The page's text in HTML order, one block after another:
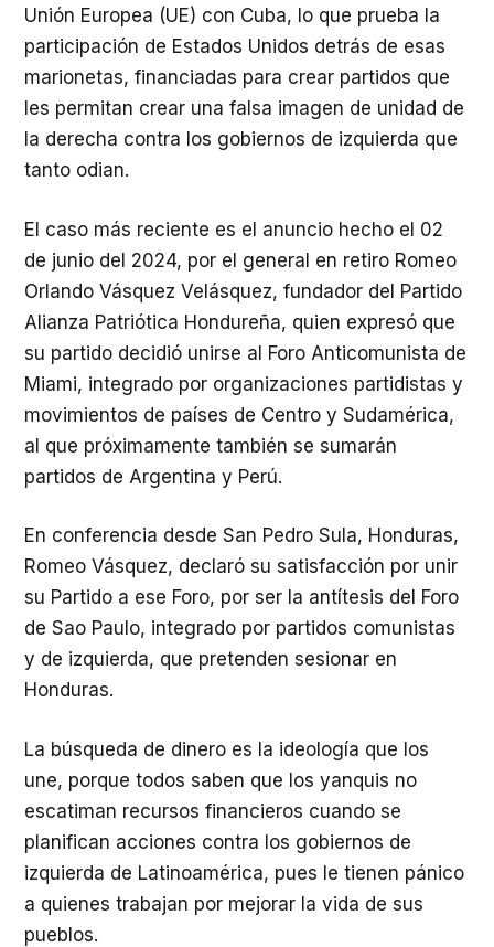
Unión Europea (UE) con Cuba, lo que prueba la
participación de Estados Unidos detrás de esas
marionetas, financiadas para crear partidos que
les permitan crear una falsa imagen de unidad de
la derecha contra los gobiernos de izquierda que
tanto odian.
El caso más reciente es el anuncio hecho el 02
de junio del 2024, por el general en retiro Romeo
Orlando Vásquez Velásquez, fundador del Partido
Alianza Patriótica Hondureña, quien expresó que
su partido decidió unirse al Foro Anticomunista de
Miami, integrado por organizaciones partidistas y
movimientos de países de Centro y Sudamérica,
al que próximamente también se sumarán
partidos de Argentina y Perú.
En conferencia desde San Pedro Sula, Honduras,
Romeo Vásquez, declaró su satisfacción por unir
su Partido a ese Foro, por ser la antítesis del Foro
de Sao Paulo, integrado por partidos comunistas
y de izquierda, que pretenden sesionar en
Honduras.
La búsqueda de dinero es la ideología que los
une, porque todos saben que los yanquis no
escatiman recursos financieros cuando se
planifican acciones contra los gobiernos de
izquierda de Latinoamérica, pues le tienen pánico
a quienes trabajan por mejorar la vida de sus
pueblos.